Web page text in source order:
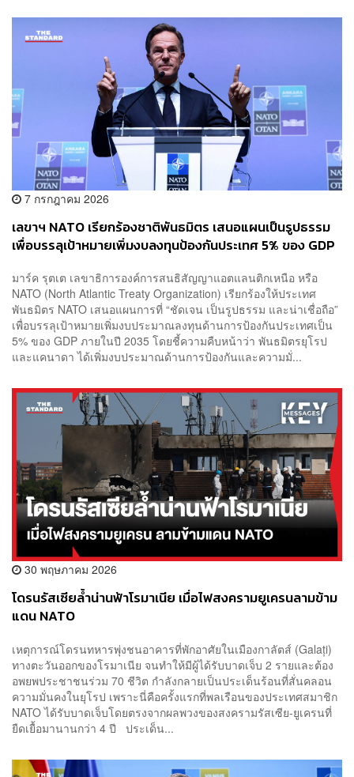
7 กรกฎาคม 2026
เลขาฯ NATO เรียกร้องชาติพันธมิตร เสนอแผนเป็นรูปธรรม
เพื่อบรรลุเป้าหมายเพิ่มงบลงทุนป้องกันประเทศ 5% ของ GDP
มาร์ค รุตเต เลขาธิการองค์การสนธิสัญญาแอตแลนติกเหนือ หรือ
NATO (North Atlantic Treaty Organization) เรียกร้องให้ประเทศ
พันธมิตร NATO เสนอแผนการที่ “ชัดเจน เป็นรูปธรรม และน่าเชื่อถือ”
เพื่อบรรลุเป้าหมายเพิ่มงบประมาณลงทุนด้านการป้องกันประเทศเป็น
5% ของ GDP ภายในปี 2035 โดยชี้ความคืบหน้าว่า พันธมิตรยุโรป
และแคนาดา ได้เพิ่มงบประมาณด้านการป้องกันและความมั่...
30 พฤษภาคม 2026
โดรนรัสเซียล้ำน่านฟ้าโรมาเนีย เมื่อไฟสงครามยูเครนลามข้าม
แดน NATO
เหตุการณ์โดรนทหารพุ่งชนอาคารที่พักอาศัยในเมืองกาลัตส์ (Galați)
ทางตะวันออกของโรมาเนีย จนทำให้มีผู้ได้รับบาดเจ็บ 2 รายและต้อง
อพยพประชาชนร่วม 70 ชีวิต กำลังกลายเป็นประเด็นร้อนที่สั่นคลอน
ความมั่นคงในยุโรป เพราะนี่คือครั้งแรกที่พลเรือนของประเทศสมาชิก
NATO ได้รับบาดเจ็บโดยตรงจากผลพวงของสงครามรัสเซีย-ยูเครนที่
ยืดเยื้อมานานกว่า 4 ปี ประเด็น...